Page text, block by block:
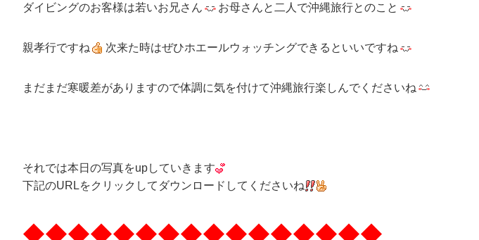
ダイビングのお客様は若いお兄さん お母さんと二人で沖縄旅行とのこと
親孝行ですね 次来た時はぜひホエールウォッチングできるといいですね
まだまだ寒暖差がありますので体調に気を付けて沖縄旅行楽しんでくださいね
それでは本日の写真をupしていきます
下記のURLをクリックしてダウンロードしてくださいね
◆◆◆◆◆◆◆◆◆◆◆◆◆◆◆◆